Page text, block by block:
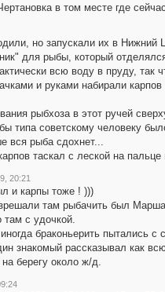
в том месте где
но запускали их в
для рыбы, который
всю воду в пруду, так
и руками набирали
рыбхоза в этот ручей
типа советскому человеку
вся рыба сдохнет...
таскал с леской на пальце
20:21
и карпы тоже ! )))
там рыбачить был
там с удочкой.
браконьерить пытались
знакомый рассказывал как
берегу около ж/д.